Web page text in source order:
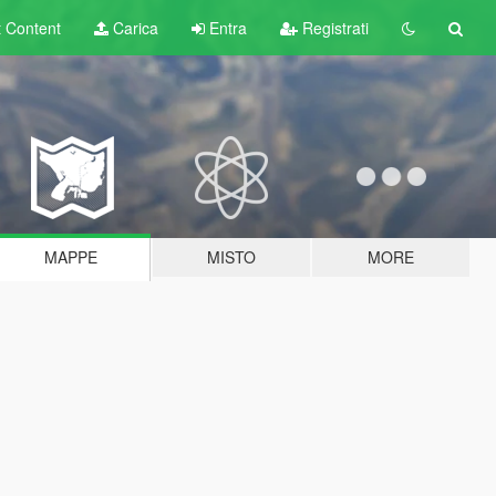
Content Carica Entra Registrati
MAPPE MISTO MORE